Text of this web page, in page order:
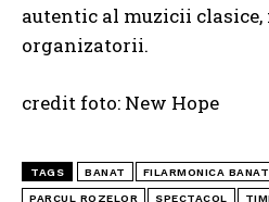
autentic al muzicii
organizatorii.
credit foto: New Hope
TAGS BANAT FILARMONICA
PARCUL ROZELOR SPECTACOL